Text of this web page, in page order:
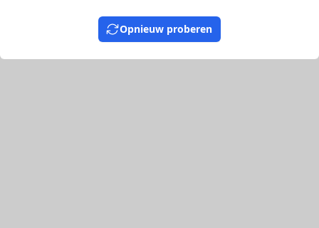
Opnieuw proberen